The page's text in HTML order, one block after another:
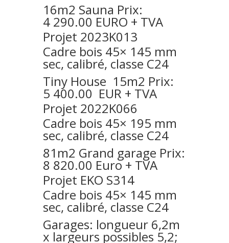
16m2 Sauna Prix:
4 290.00 EURO + TVA
Projet 2023K013
Cadre bois 45× 145 mm
sec, calibré, classe C24
Tiny House 15m2 Prix:
5 400.00 EUR + TVA
Projet 2022K066
Cadre bois 45× 195 mm
sec, calibré, classe C24
81m2 Grand garage Prix:
8 820.00 Euro + TVA
Projet EKO S314
Cadre bois 45× 145 mm
sec, calibré, classe C24
Garages: longueur 6,2m
x largeurs possibles 5,2;